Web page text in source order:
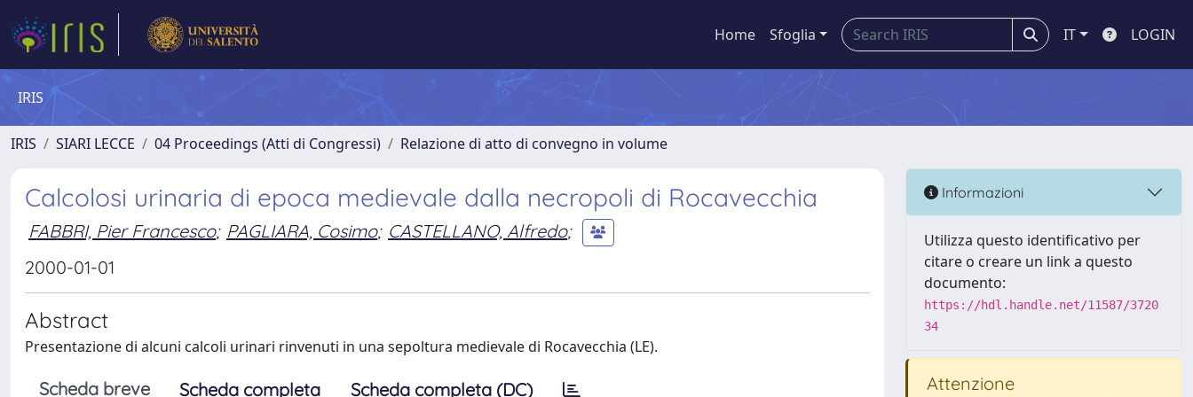
Home Sfoglia IT LOGIN
IRIS
IRIS SIARI LECCE 04 Proceedings (Atti di Congressi) Relazione di atto di convegno in volume
Calcolosi urinaria di epoca medievale dalla necropoli di Rocavecchia
FABBRI, Pier Francesco; PAGLIARA, Cosimo; CASTELLANO, Alfredo;
2000-01-01
Abstract
Presentazione di alcuni calcoli urinari rinvenuti in una sepoltura medievale di Rocavecchia (LE).
Scheda breve Scheda completa Scheda completa (DC)
Informazioni
Utilizza questo identificativo per
citare o creare un link a questo
documento:
https://hdl.handle.net/11587/3720
34
Attenzione